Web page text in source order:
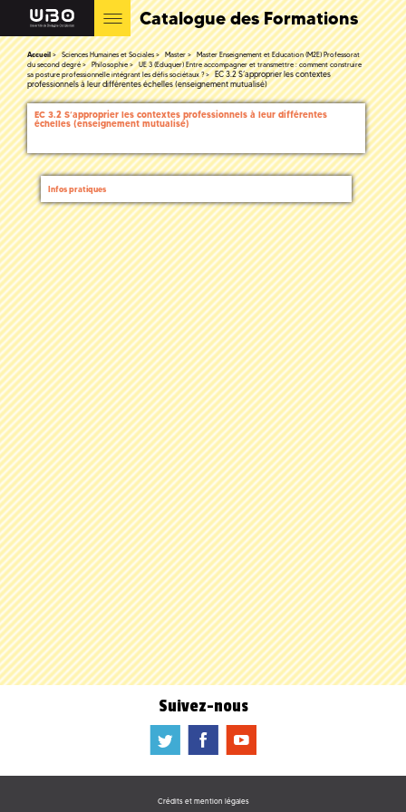
Catalogue des Formations
Accueil Sciences Humaines et Sociales Master
Master Enseignement et Education (M2E) Professorat
du second degré
Philosophie
UE 3 (Eduquer) Entre accompagner et transmettre : comment construire
sa posture professionnelle intégrant les défis sociétaux ?
EC 3.2 S’approprier les contextes
professionnels à leur différentes échelles (enseignement mutualisé)
EC 3.2 S’approprier les contextes professionnels à leur différentes
échelles (enseignement mutualisé)
Infos pratiques
Suivez-nous
a b f
Crédits et mention légales